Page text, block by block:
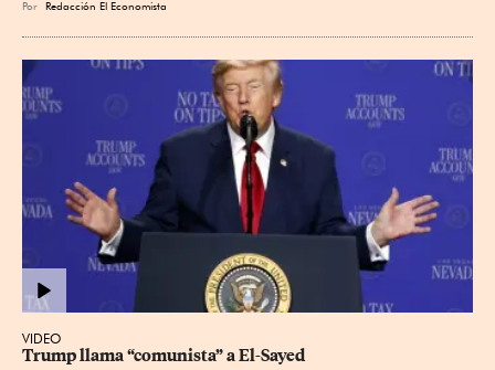
Por Redacción El Economista
VIDEO
Trump llama “comunista” a El-Sayed